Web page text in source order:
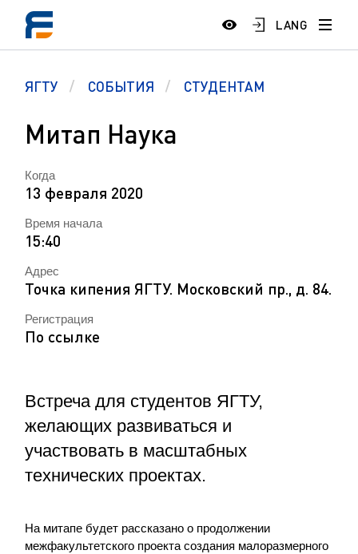
LANG
ЯГТУ СОБЫТИЯ СТУДЕНТАМ
Митап Наука
Встреча для студентов ЯГТУ,
желающих развиваться и
участвовать в масштабных
технических проектах.
На митапе будет рассказано о продолжении
межфакультетского проекта создания малоразмерного
Когда
13 февраля 2020
Время начала
15:40
Адрес
Точка кипения ЯГТУ. Московский пр., д. 84.
Регистрация
По ссылке